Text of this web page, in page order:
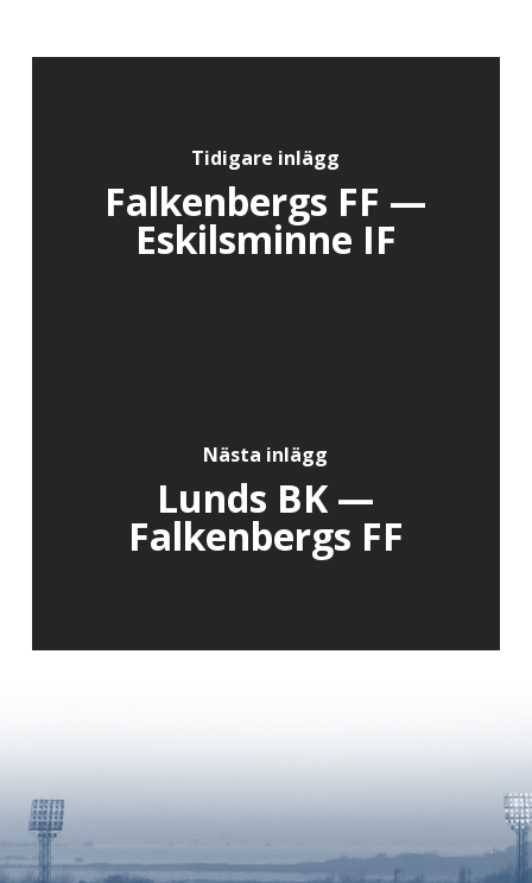
Tidigare inlägg
Falkenbergs FF —
Eskilsminne IF
Nästa inlägg
Lunds BK —
Falkenbergs FF